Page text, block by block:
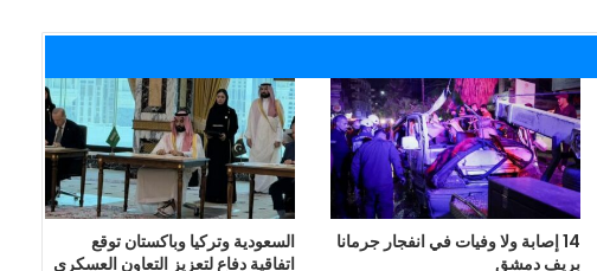
14 إصابة ولا وفيات في انفجار جرمانا
بريف دمشق
السعودية وتركيا وباكستان توقع
اتفاقية دفاع لتعزيز التعاون العسكري